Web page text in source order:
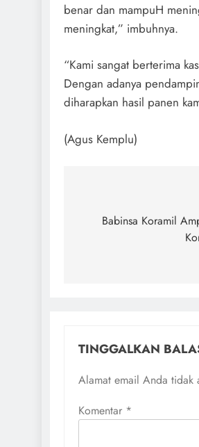
benar dan mampuH
meningkat,” imbuhnya.
“Kami sangat berterima
Dengan adanya
diharapkan hasil panen
(Agus Kemplu)
posBabinsa Koramil
TINGGALKAN
Alamat email Anda tidak
Komentar *